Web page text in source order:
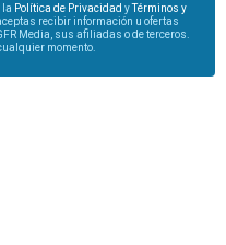
la Política de Privacidad yTérminos y
recibir información u ofertas
Media, sus afiliadas o de terceros.
momento.